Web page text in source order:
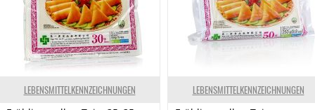
LEBENSMITTELKENNZEICHNUNGEN LEBENSMITTELKENNZEICHNUNGEN